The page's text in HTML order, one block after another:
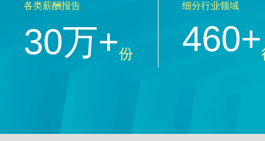
各类薪酬报告
30万+份
细分行业领域
460+